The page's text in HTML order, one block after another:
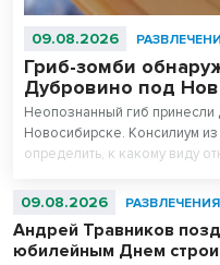
09.08.2026
Гриб-зомби
Дубровино под
Неопознанный гиб принесли
Новосибирске. Консилиум
определить, к какому виду
гриб стал жертвой
09.08.2026 РАЗВЛЕЧЕНИЯ
Андрей Травников
юбилейным Днем